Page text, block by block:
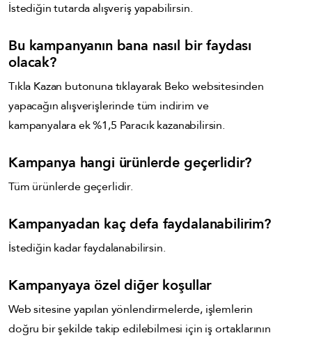
İstediğin tutarda alışveriş yapabilirsin.
Bu kampanyanın bana nasıl bir faydası
olacak?
Tıkla Kazan butonuna tıklayarak Beko websitesinden
yapacağın alışverişlerinde tüm indirim ve
kampanyalara ek %1,5 Paracık kazanabilirsin.
Kampanya hangi ürünlerde geçerlidir?
Tüm ürünlerde geçerlidir.
Kampanyadan kaç defa faydalanabilirim?
İstediğin kadar faydalanabilirsin.
Kampanyaya özel diğer koşullar
Web sitesine yapılan yönlendirmelerde, işlemlerin
doğru bir şekilde takip edilebilmesi için iş ortaklarının